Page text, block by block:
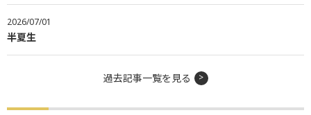
2026/07/01
半夏生
過去記事一覧を見る